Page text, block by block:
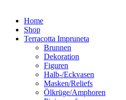
Home
Shop
Terracotta Impruneta
Brunnen
Dekoration
Figuren
Halb-/Eckvasen
Masken/Reliefs
Ölkrüge/Amphoren